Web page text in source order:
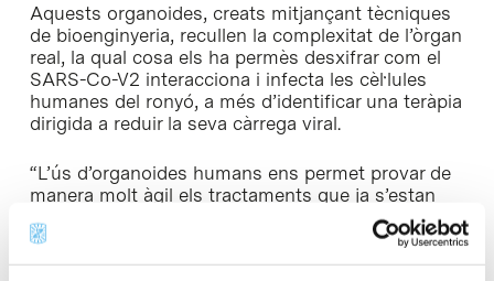
Aquests organoides, creats mitjançant tècniques
de bioenginyeria, recullen la complexitat de l’òrgan
real, la qual cosa els ha permès desxifrar com el
SARS-Co-V2 interacciona i infecta les cèl·lules
humanes del ronyó, a més d’identificar una teràpia
dirigida a reduir la seva càrrega viral.
“L’ús d’organoides humans ens permet provar de
manera molt àgil els tractaments que ja s’estan
utilitzant per a altres malalties o que estan prop
de ser validats. En aquests moments en els quals
el temps constreny, aquestes estructures 3D